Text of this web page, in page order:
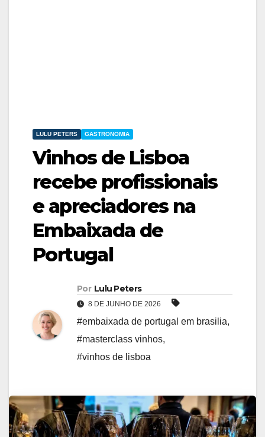
LULU PETERS GASTRONOMIA
Vinhos de Lisboa
recebe profissionais
e apreciadores na
Embaixada de
Portugal
Por Lulu Peters
8 DE JUNHO DE 2026
#embaixada de portugal em brasilia,
#masterclass vinhos,
#vinhos de lisboa